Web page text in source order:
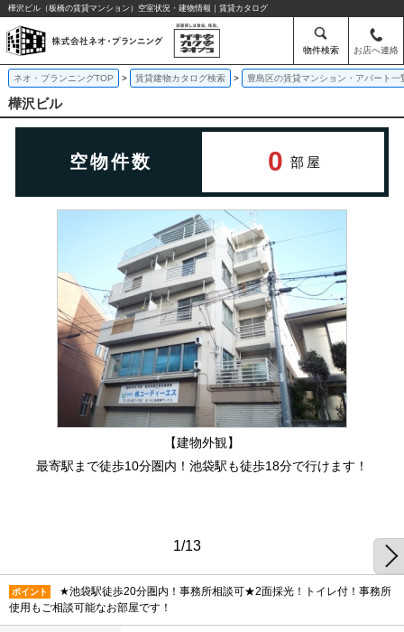
樺沢ビル（板橋の賃貸マンション）空室状況・建物情報｜賃貸カタログ
物件検索 お店へ連絡
ネオ・プランニングTOP 賃貸建物カタログ検索 豊島区の賃貸マンション・アパート一
樺沢ビル
空物件数 0 部屋
【建物外観】
最寄駅まで徒歩10分圏内！池袋駅も徒歩18分で行けます！
1/13
ポイント
★池袋駅徒歩20分圏内！事務所相談可★2面採光！トイレ付！事務所
使用もご相談可能なお部屋です！